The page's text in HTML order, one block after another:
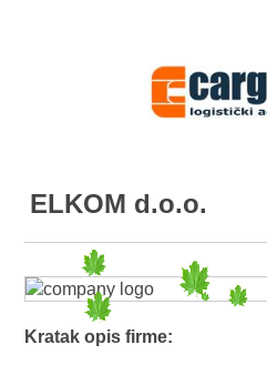
ELKOM d.o.o.
Kratak opis firme: